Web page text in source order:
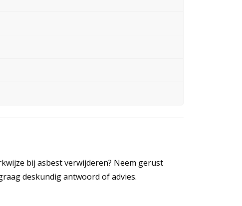
bij asbest verwijderen? Neem gerust
deskundig antwoord of advies.